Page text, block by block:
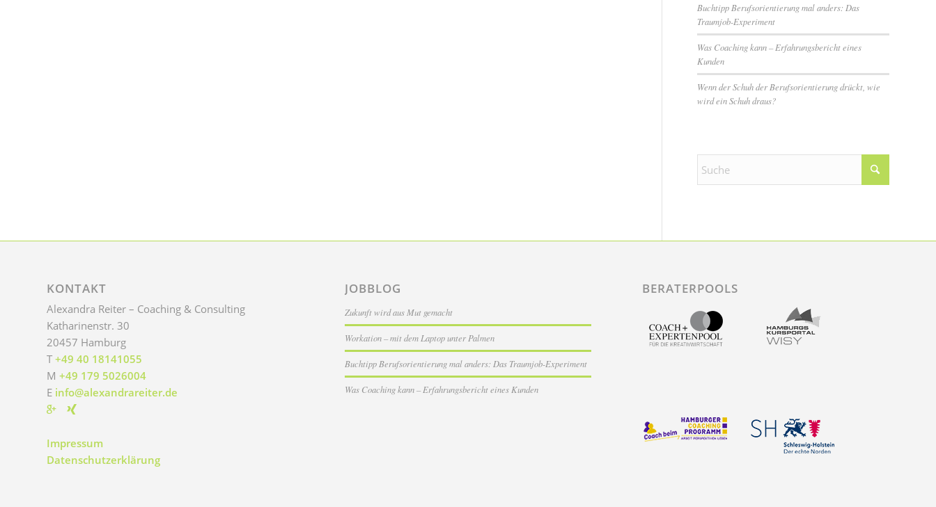
Buchtipp Berufsorientierung mal anders: Das
Traumjob-Experiment
Was Coaching kann – Erfahrungsbericht eines
Kunden
Wenn der Schuh der Berufsorientierung drückt, wie
wird ein Schuh draus?
KONTAKT
Alexandra Reiter – Coaching & Consulting
Katharinenstr. 30
20457 Hamburg
T +49 40 18141055
M +49 179 5026004
E info@alexandrareiter.de
Impressum
Datenschutzerklärung
JOBBLOG
Zukunft wird aus Mut gemacht
Workation – mit dem Laptop unter Palmen
Buchtipp Berufsorientierung mal anders: Das Traumjob-Experiment
Was Coaching kann – Erfahrungsbericht eines Kunden
BERATERPOOLS